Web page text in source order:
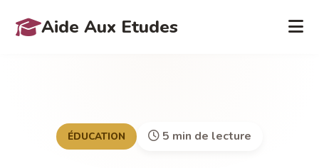
Aide Aux Etudes
ÉDUCATION 5 min de lecture